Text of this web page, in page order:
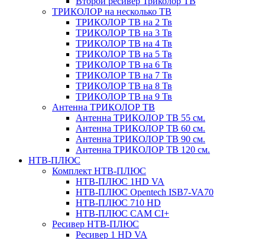
ТРИКОЛОР на несколько ТВ
ТРИКОЛОР ТВ на 2 Тв
ТРИКОЛОР ТВ на 3 Тв
ТРИКОЛОР ТВ на 4 Тв
ТРИКОЛОР ТВ на 5 Тв
ТРИКОЛОР ТВ на 6 Тв
ТРИКОЛОР ТВ на 7 Тв
ТРИКОЛОР ТВ на 8 Тв
ТРИКОЛОР ТВ на 9 Тв
Антенна ТРИКОЛОР ТВ
Антенна ТРИКОЛОР ТВ 55 см.
Антенна ТРИКОЛОР ТВ 60 см.
Антенна ТРИКОЛОР ТВ 90 см.
Антенна ТРИКОЛОР ТВ 120 см.
НТВ-ПЛЮС
Комплект НТВ-ПЛЮС
НТВ-ПЛЮС 1HD VA
НТВ-ПЛЮС Opentech ISB7-VA70
НТВ-ПЛЮС 710 HD
НТВ-ПЛЮС CAM CI+
Ресивер НТВ-ПЛЮС
Ресивер 1 HD VA